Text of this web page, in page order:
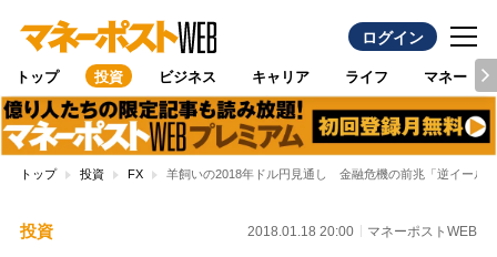
ログイン
トップ 投資 ビジネス キャリア ライフ マネー
トップ 投資 FX 羊飼いの2018年ドル円見通し 金融危機の前兆「逆イール
投資 2018.01.18 20:00 マネーポストWEB